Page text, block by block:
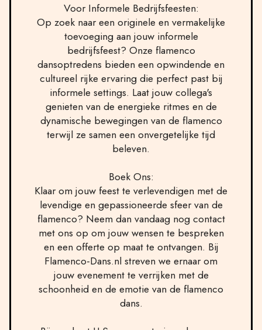
Voor Informele Bedrijfsfeesten:
Op zoek naar een originele en vermakelijke
toevoeging aan jouw informele
bedrijfsfeest? Onze flamenco
dansoptredens bieden een opwindende en
cultureel rijke ervaring die perfect past bij
informele settings. Laat jouw collega's
genieten van de energieke ritmes en de
dynamische bewegingen van de flamenco
terwijl ze samen een onvergetelijke tijd
beleven.
Boek Ons:
Klaar om jouw feest te verlevendigen met de
levendige en gepassioneerde sfeer van de
flamenco? Neem dan vandaag nog contact
met ons op om jouw wensen te bespreken
en een offerte op maat te ontvangen. Bij
Flamenco-Dans.nl streven we ernaar om
jouw evenement te verrijken met de
schoonheid en de emotie van de flamenco
dans.